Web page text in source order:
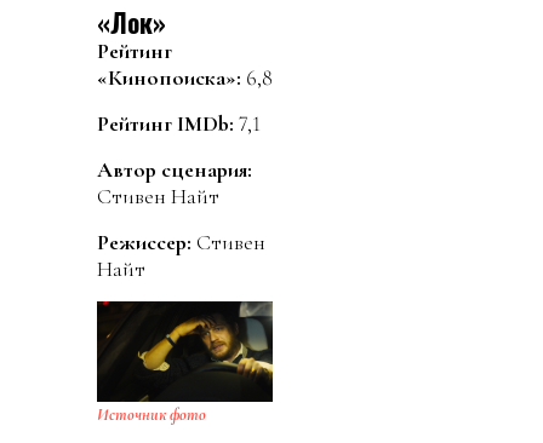
«Лок»
Рейтинг
«Кинопоиска»: 6,8
Рейтинг IMDb: 7,1
Автор сценария:
Стивен Найт
Режиссер: Стивен
Найт
Источник фото